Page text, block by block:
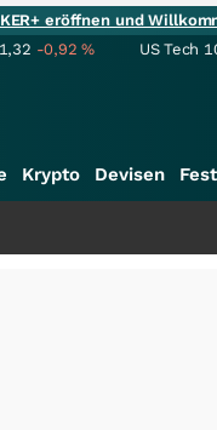
eröffnen und
-0,92% US Tech
Krypto Devisen